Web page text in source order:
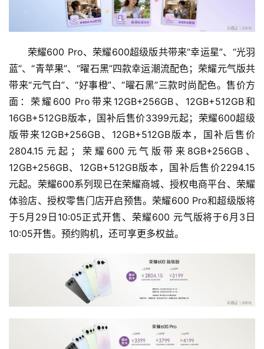
荣耀600 Pro、荣耀600超级版共带来“幸运星”、“光羽
蓝”、“青苹果”、“曜石黑”四款幸运潮流配色；荣耀元气版共
带来“元气白”、“好事橙”、“曜石黑”三款时尚配色。售价方
面：荣耀600 Pro带来12GB+256GB、12GB+512GB和
16GB+512GB版本，国补后售价3399元起；荣耀600超级
版带来12GB+256GB、12GB+512GB版本，国补后售价
2804.15元起；荣耀600元气版带来8GB+256GB、
12GB+256GB、12GB+512GB版本，国补后售价2294.15
元起。荣耀600系列现已在荣耀商城、授权电商平台、荣耀
体验店、授权零售门店开启预售。荣耀600 Pro和超级版将
于5月29日10:05正式开售、荣耀600 元气版将于6月3日
10:05开售。预约购机，还可享更多权益。